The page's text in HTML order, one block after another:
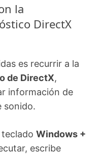
la
DirectX
es recurrir a la
de DirectX,
información de
sonido.
teclado Windows +
escribe